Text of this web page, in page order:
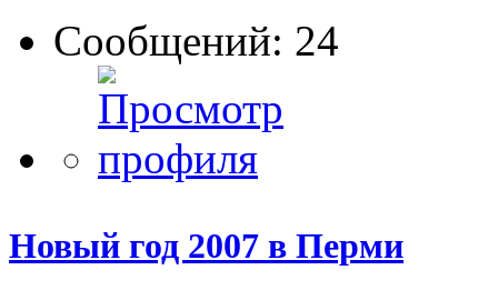
Сообщений: 24
Новый год 2007 в Перми